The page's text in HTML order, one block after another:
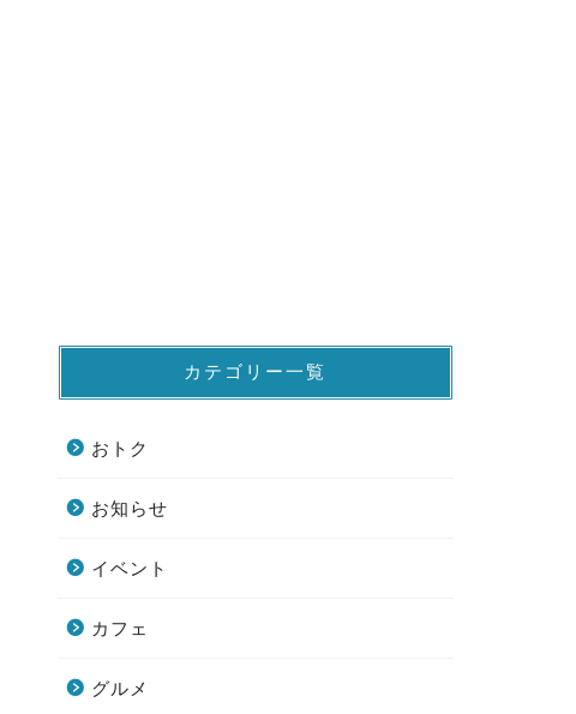
カテゴリー一覧
おトク
お知らせ
イベント
カフェ
グルメ